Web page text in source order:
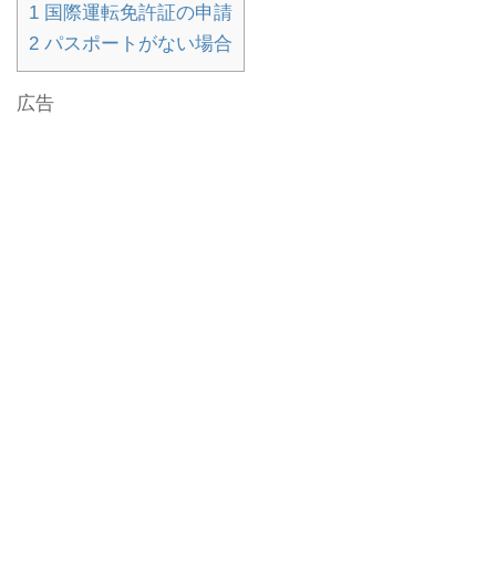
1 国際運転免許証の申請
2 パスポートがない場合
広告